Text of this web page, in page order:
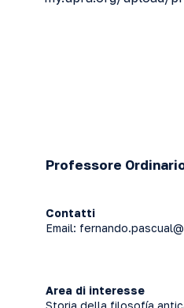
Professore
Contatti
Email:
Area di interesse
Storia della filosofía